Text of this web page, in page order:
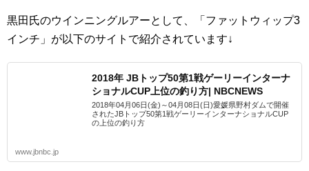
黒田氏のウインニングルアーとして、「ファットウィップ3
インチ」が以下のサイトで紹介されています↓
2018年 JBトップ50第1戦ゲーリーインターナ
ショナルCUP上位の釣り方| NBCNEWS
2018年04月06日(金)～04月08日(日)愛媛県野村ダムで開催
されたJBトップ50第1戦ゲーリーインターナショナルCUP
の上位の釣り方
www.jbnbc.jp